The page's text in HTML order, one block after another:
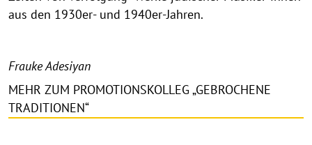
aus den 1930er- und 1940er-Jahren.
Frauke Adesiyan
MEHR ZUM PROMOTIONSKOLLEG „GEBROCHENE
TRADITIONEN“